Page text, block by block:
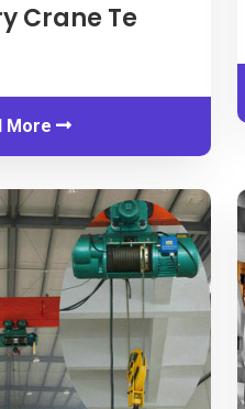
Crane Te
More